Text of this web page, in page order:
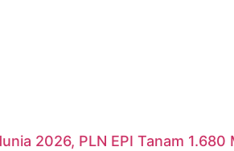
2026, PLN EPI Tanam